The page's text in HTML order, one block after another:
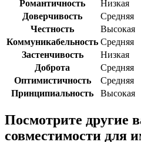
Романтичность Низкая
Доверчивость
Средняя
Честность
Высокая
Коммуникабельность Средняя
Застенчивость
Низкая
Доброта
Средняя
Оптимистичность
Средняя
Принципиальность
Высокая
Посмотрите другие
совместимости для